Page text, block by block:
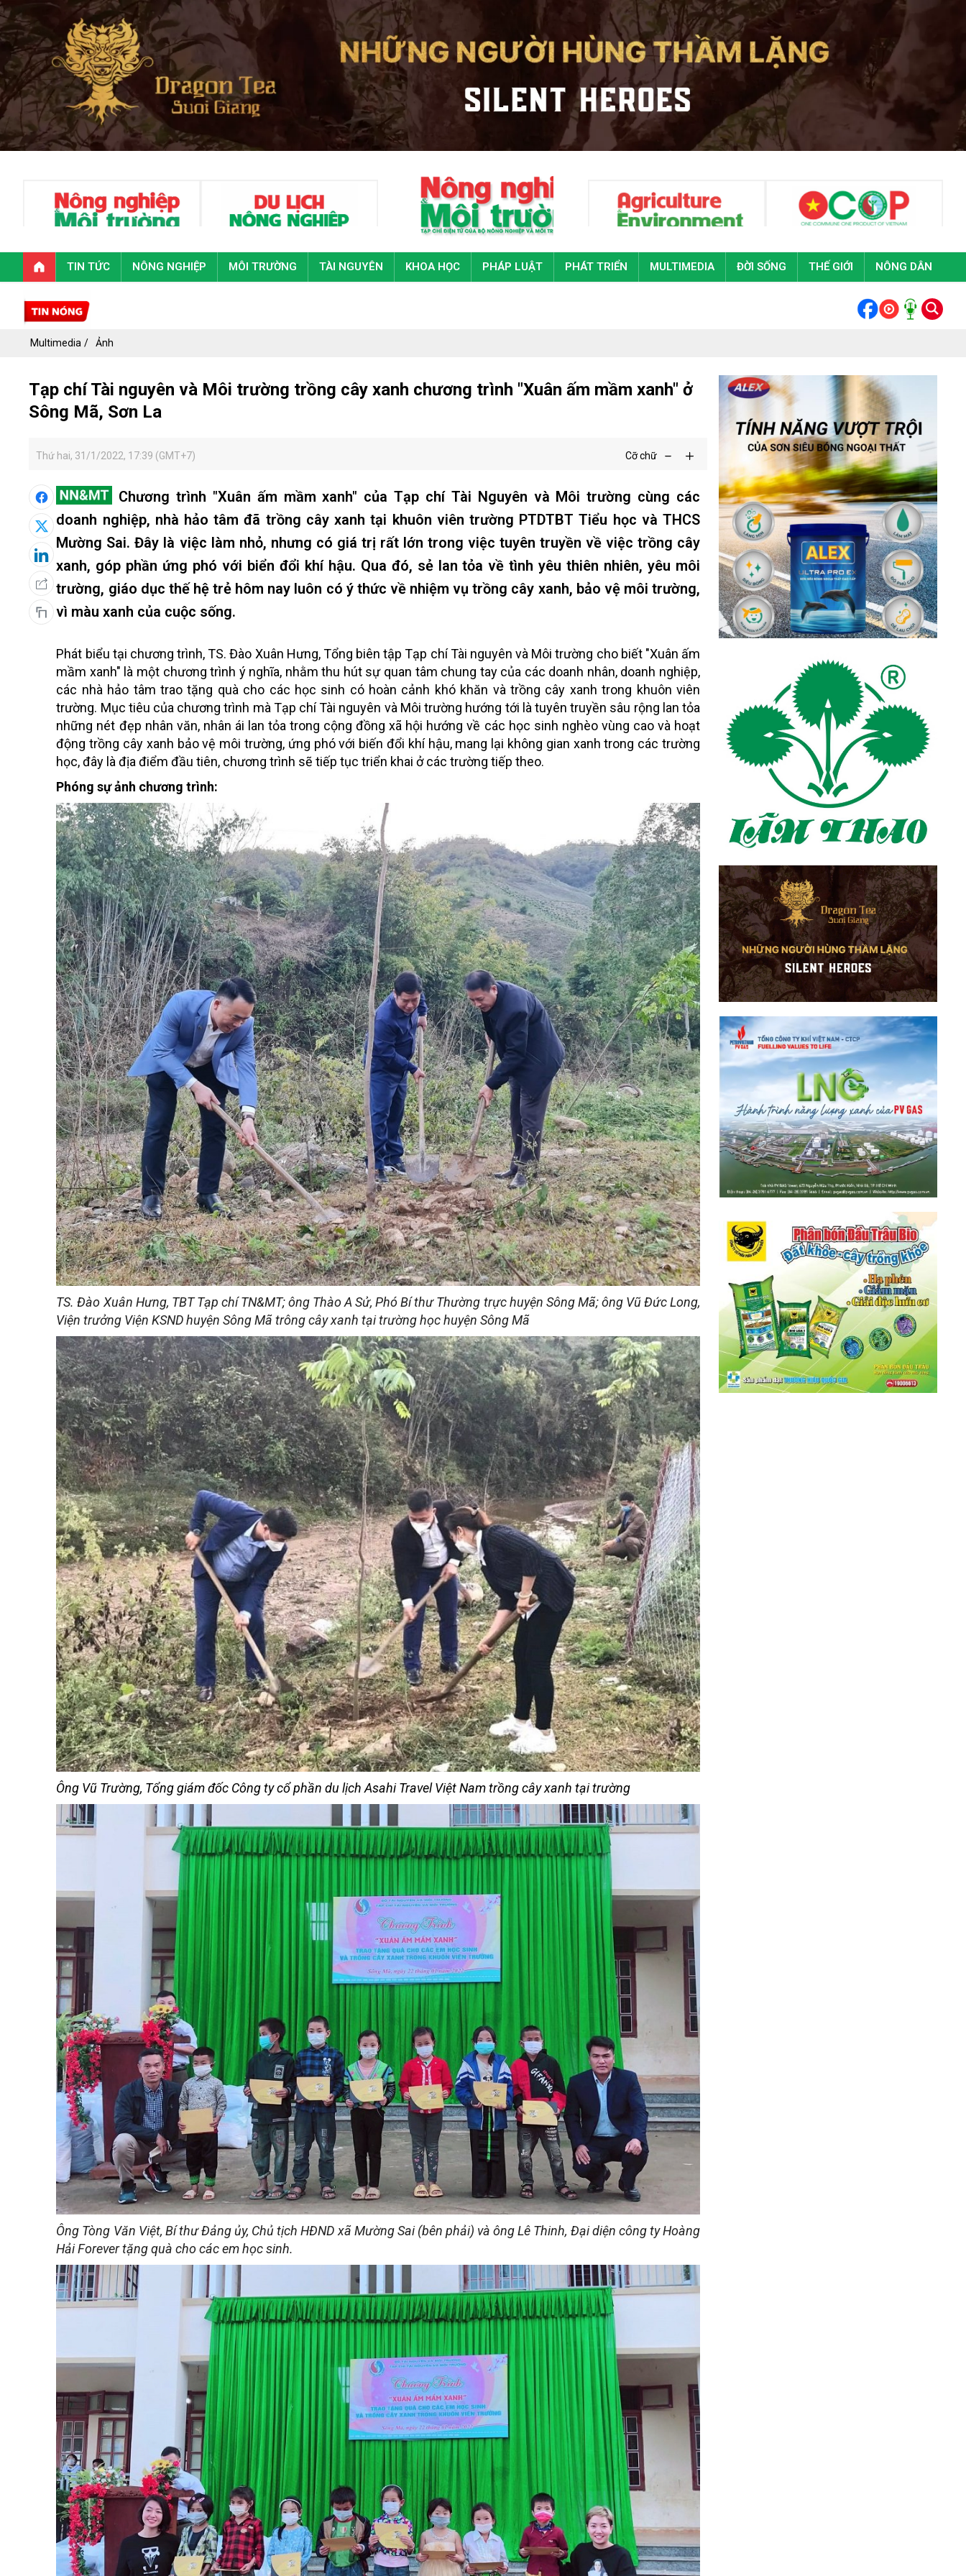
TIN TỨC NÔNG NGHIỆP MÔI TRƯỜNG TÀI NGUYÊN KHOA HỌC PHÁP LUẬT PHÁT TRIỂN MULTIMEDIA ĐỜI SỐNG THẾ GIỚI NÔNG DÂN
Multimedia Ảnh
Tạp chí Tài nguyên và Môi trường trồng cây xanh chương trình "Xuân ấm mầm xanh" ở
Sông Mã, Sơn La
Thứ hai, 31/1/2022, 17:39 (GMT+7) Cỡ chữ
Chương trình "Xuân ấm mầm xanh" của Tạp chí Tài Nguyên và Môi trường cùng các
doanh nghiệp, nhà hảo tâm đã trồng cây xanh tại khuôn viên trường PTDTBT Tiểu học và THCS
Mường Sai. Đây là việc làm nhỏ, nhưng có giá trị rất lớn trong việc tuyên truyền về việc trồng cây
xanh, góp phần ứng phó với biển đổi khí hậu. Qua đó, sẻ lan tỏa về tình yêu thiên nhiên, yêu môi
trường, giáo dục thế hệ trẻ hôm nay luôn có ý thức về nhiệm vụ trồng cây xanh, bảo vệ môi trường,
vì màu xanh của cuộc sống.
Phát biểu tại chương trình, TS. Đào Xuân Hưng, Tổng biên tập Tạp chí Tài nguyên và Môi trường cho biết "Xuân ấm
mầm xanh" là một chương trình ý nghĩa, nhằm thu hút sự quan tâm chung tay của các doanh nhân, doanh nghiệp,
các nhà hảo tâm trao tặng quà cho các học sinh có hoàn cảnh khó khăn và trồng cây xanh trong khuôn viên
trường. Mục tiêu của chương trình mà Tạp chí Tài nguyên và Môi trường hướng tới là tuyên truyền sâu rộng lan tỏa
những nét đẹp nhân văn, nhân ái lan tỏa trong cộng đồng xã hội hướng về các học sinh nghèo vùng cao và hoạt
động trồng cây xanh bảo vệ môi trường, ứng phó với biến đổi khí hậu, mang lại không gian xanh trong các trường
học, đây là địa điểm đầu tiên, chương trình sẽ tiếp tục triển khai ở các trường tiếp theo.
Phóng sự ảnh chương trình:
TS. Đào Xuân Hưng, TBT Tạp chí TN&MT; ông Thào A Sử, Phó Bí thư Thường trực huyện Sông Mã; ông Vũ Đức Long,
Viện trưởng Viện KSND huyện Sông Mã trông cây xanh tại trường học huyện Sông Mã
Ông Vũ Trường, Tổng giám đốc Công ty cổ phần du lịch Asahi Travel Việt Nam trồng cây xanh tại trường
Ông Tòng Văn Việt, Bí thư Đảng ủy, Chủ tịch HĐND xã Mường Sai (bên phải) và ông Lê Thinh, Đại diện công ty Hoàng
Hải Forever tặng quà cho các em học sinh.